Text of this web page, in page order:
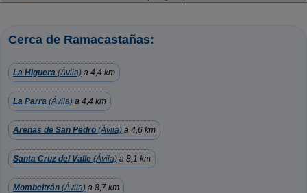
Cerca de Ramacastañas:
La Higuera (Ávila) a 4,4 km
La Parra (Ávila) a 4,4 km
Arenas de San Pedro (Ávila) a 4,6 km
Santa Cruz del Valle (Ávila) a 8,1 km
Mombeltrán (Ávila) a 8,7 km